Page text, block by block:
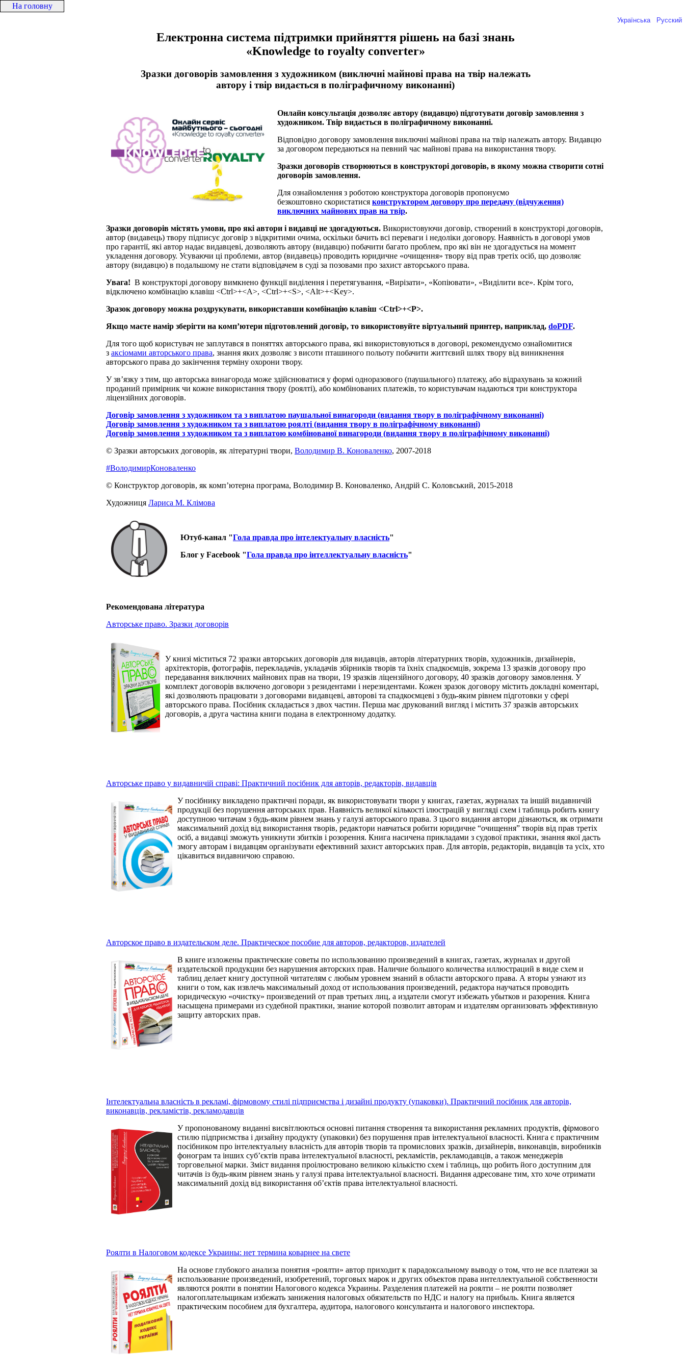
Електронна система підтримки прийняття рішень на базі знань
«Knowledge to royalty converter»
Зразки договорів замовлення з художником (виключні майнові права на твір належать
автору і твір видається в поліграфичному виконанні)
На головну
Українська Русский
Онлайн консультація дозволяє автору (видавцю) підготувати договір замовлення з
художником. Твір видається в поліграфичному виконанні.
Відповідно договору замовлення виключні майнові права на твір належать автору. Видавцю
за договором передаються на певний час майнові права на використання твору.
Зразки договорів створюються в конструкторі договорів, в якому можна створити сотні
договорів замовлення.
Для ознайомлення з роботою конструктора договорів пропонуємо
безкоштовно скористатися конструктором договору про передачу (відчуження)
виключних майнових прав на твір.
Зразки договорів містять умови, про які автори і видавці не здогадуються. Використовуючи договір, створений в конструкторі договорів,
автор (видавець) твору підписує договір з відкритими очима, оскільки бачить всі переваги і недоліки договору. Наявність в договорі умов
про гарантії, які автор надає видавцеві, дозволяють автору (видавцю) побачити багато проблем, про які він не здогадується на момент
укладення договору. Усуваючи ці проблеми, автор (видавець) проводить юридичне «очищення» твору від прав третіх осіб, що дозволяє
автору (видавцю) в подальшому не стати відповідачем в суді за позовами про захист авторського права.
Увага! В конструкторі договору вимкнено функції виділення і перетягування, «Вирізати», «Копіювати», «Виділити все». Крім того,
відключено комбінацію клавіш <Ctrl>+<А>, <Ctrl>+<S>, <Alt>+<Key>.
Зразок договору можна роздрукувати, використавши комбінацію клавіш <Ctrl>+<Р>.
Якщо маєте намір зберігти на комп’ютери підготовлений договір, то використовуйте віртуальний принтер, наприклад, doPDF.
Для того щоб користувач не заплутався в поняттях авторського права, які використовуються в договорі, рекомендуємо ознайомитися
з аксіомами авторського права, знання яких дозволяє з висоти пташиного польоту побачити життєвий шлях твору від виникнення
авторського права до закінчення терміну охорони твору.
У зв’язку з тим, що авторська винагорода може здійснюватися у формі одноразового (паушального) платежу, або відрахувань за кожний
проданий примірник чи кожне використання твору (роялті), або комбінованих платежів, то користувачам надаються три конструктора
ліцензійних договорів.
Договір замовлення з художником та з виплатою паушальної винагороди (видання твору в поліграфічному виконанні)
Договір замовлення з художником та з виплатою роялті (видання твору в поліграфічному виконанні)
Договір замовлення з художником та з виплатою комбінованої винагороди (видання твору в поліграфічному виконанні)
© Зразки авторських договорів, як літературні твори, Володимир В. Коноваленко, 2007-2018
#ВолодимирКоноваленко
© Конструктор договорів, як комп’ютерна програма, Володимир В. Коноваленко, Андрій С. Коловський, 2015-2018
Художниця Лариса М. Клімова
Ютуб-канал "Гола правда про інтелектуальну власність"
Блог у Facebook "Гола правда про інтеллектуальну власність"
Рекомендована література
Авторське право. Зразки договорів
У книзі міститься 72 зразки авторських договорів для видавців, авторів літературних творів, художників, дизайнерів,
архітекторів, фотографів, перекладачів, укладачів збірників творів та їхніх спадкоємців, зокрема 13 зразків договору про
передавання виключних майнових прав на твори, 19 зразків ліцензійного договору, 40 зразків договору замовлення. У
комплект договорів включено договори з резидентами і нерезидентами. Кожен зразок договору містить докладні коментарі,
які дозволяють працювати з договорами видавцеві, авторові та спадкоємцеві з будь-яким рівнем підготовки у сфері
авторського права. Посібник складається з двох частин. Перша має друкований вигляд і містить 37 зразків авторських
договорів, а друга частина книги подана в електронному додатку.
Авторське право у видавничій справі: Практичний посібник для авторів, редакторів, видавців
У посібнику викладено практичні поради, як використовувати твори у книгах, газетах, журналах та іншій видавничій
продукції без порушення авторських прав. Наявність великої кількості ілюстрацій у вигляді схем і таблиць робить книгу
доступною читачам з будь-яким рівнем знань у галузі авторського права. З цього видання автори дізнаються, як отримати
максимальний дохід від використання творів, редактори навчаться робити юридичне “очищення” творів від прав третіх
осіб, а видавці зможуть уникнути збитків і розорення. Книга насичена прикладами з судової практики, знання якої дасть
змогу авторам і видавцям організувати ефективний захист авторських прав. Для авторів, редакторів, видавців та усіх, хто
цікавиться видавничою справою.
Авторское право в издательском деле. Практическое пособие для авторов, редакторов, издателей
В книге изложены практические советы по использованию произведений в книгах, газетах, журналах и другой
издательской продукции без нарушения авторских прав. Наличие большого количества иллюстраций в виде схем и
таблиц делает книгу доступной читателям с любым уровнем знаний в области авторского права. А вторы узнают из
книги о том, как извлечь максимальный доход от использования произведений, редактора научаться проводить
юридическую «очистку» произведений от прав третьих лиц, а издатели смогут избежать убытков и разорения. Книга
насыщена примерами из судебной практики, знание которой позволит авторам и издателям организовать эффективную
защиту авторских прав.
Інтелектуальна власність в рекламі, фірмовому стилі підприємства і дизайні продукту (упаковки). Практичний посібник для авторів,
виконавців, рекламістів, рекламодавців
У пропонованому виданні висвітлюються основні питання створення та використання рекламних продуктів, фірмового
стилю підприємства і дизайну продукту (упаковки) без порушення прав інтелектуальної власності. Книга є практичним
посібником про інтелектуальну власність для авторів творів та промислових зразків, дизайнерів, виконавців, виробників
фонограм та інших суб’єктів права інтелектуальної власності, рекламістів, рекламодавців, а також менеджерів
торговельної марки. Зміст видання проілюстровано великою кількістю схем і таблиць, що робить його доступним для
читачів із будь-яким рівнем знань у галузі права інтелектуальної власності. Видання адресоване тим, хто хоче отримати
максимальний дохід від використання об’єктів права інтелектуальної власності.
Роялти в Налоговом кодексе Украины: нет термина коварнее на свете
На основе глубокого анализа понятия «роялти» автор приходит к парадоксальному выводу о том, что не все платежи за
использование произведений, изобретений, торговых марок и других объектов права интеллектуальной собственности
являются роялти в понятии Налогового кодекса Украины. Разделения платежей на роялти – не роялти позволяет
налогоплательщикам избежать занижения налоговых обязательств по НДС и налогу на прибыль. Книга является
практическим пособием для бухгалтера, аудитора, налогового консультанта и налогового инспектора.